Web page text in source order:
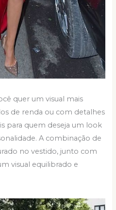
quer um visual mais
de renda ou com detalhes
para quem deseja um look
A combinação de
no vestido, junto com
visual equilibrado e